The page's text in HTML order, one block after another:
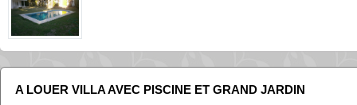
A LOUER VILLA AVEC PISCINE ET GRAND JARDIN